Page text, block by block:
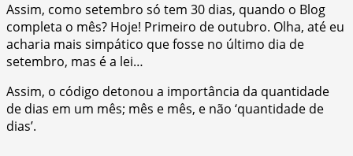
Assim, como setembro só tem 30 dias, quando o Blog
completa o mês? Hoje! Primeiro de outubro. Olha, até eu
acharia mais simpático que fosse no último dia de
setembro, mas é a lei…
Assim, o código detonou a importância da quantidade
de dias em um mês; mês e mês, e não ‘quantidade de
dias’.